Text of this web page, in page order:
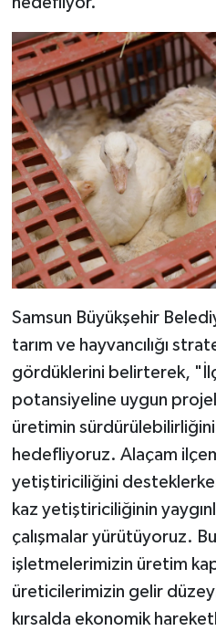
Samsun Büyükşehir
tarım ve hayvancılığı
gördüklerini belirterek,
potansiyeline uygun
üretimin sürdürülebilirliğini
hedefliyoruz. Alaçam
yetiştiriciliğini
kaz yetiştiriciliğinin
çalışmalar yürütüyoruz.
işletmelerimizin üretim
üreticilerimizin gelir
kırsalda ekonomik